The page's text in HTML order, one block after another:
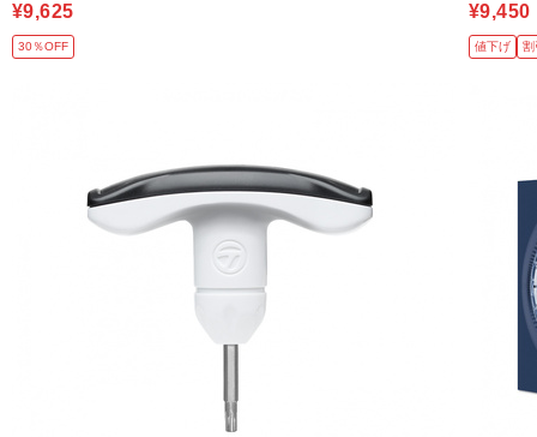
¥9,625
30％OFF
¥9,450
値下げ 割